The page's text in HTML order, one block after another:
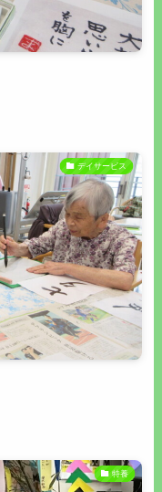
デイサービス
特養